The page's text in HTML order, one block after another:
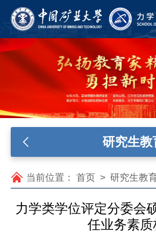
研究生教
当前位置： 首页> 研究生教
力学类学位评定分委会
任业务素质